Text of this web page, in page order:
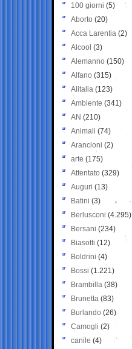
100 giorni (5)
Aborto (20)
Acca Larentia (2)
Alcool (3)
Alemanno (150)
Alfano (315)
Alitalia (123)
Ambiente (341)
AN (210)
Animali (74)
Arancioni (2)
arte (175)
Attentato (329)
Auguri (13)
Batini (3)
Berlusconi (4.295)
Bersani (234)
Biasotti (12)
Boldrini (4)
Bossi (1.221)
Brambilla (38)
Brunetta (83)
Burlando (26)
Camogli (2)
canile (4)